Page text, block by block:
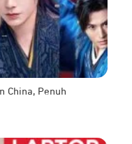
China, Penuh